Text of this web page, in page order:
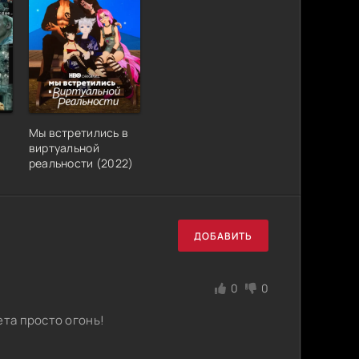
Мы встретились в
виртуальной
реальности (2022)
ДОБАВИТЬ
0 0
просто огонь!